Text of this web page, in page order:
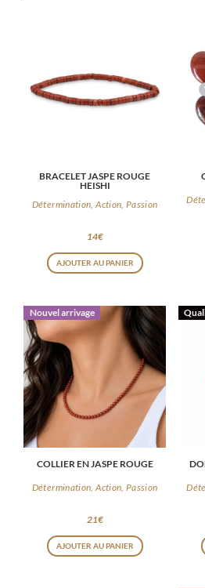
BRACELET JASPE ROUGE
HEISHI
Détermination, Action, Passion
14€
AJOUTER AU PANIER
Nouvel arrivage
COLLIER EN JASPE ROUGE
Détermination, Action, Passion
21€
AJOUTER AU PANIER